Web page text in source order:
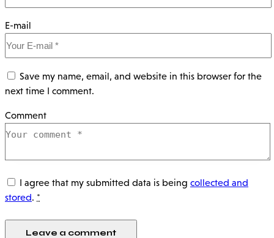
E-mail
Save my name, email, and website in this browser for the
next time I comment.
Comment
I agree that my submitted data is being collected and
stored. *